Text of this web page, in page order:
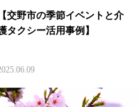
【交野市の季節イベントと介
タクシー活用事例】